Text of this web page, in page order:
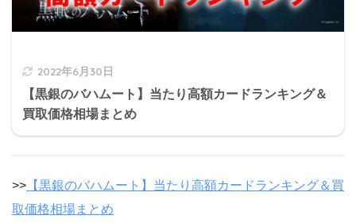
2022年6月30日
【黒銀のバハムート】当たり高額カードランキング＆
買取価格相場まとめ
>> 【黒銀のバハムート】当たり高額カードランキング＆買
取価格相場まとめ